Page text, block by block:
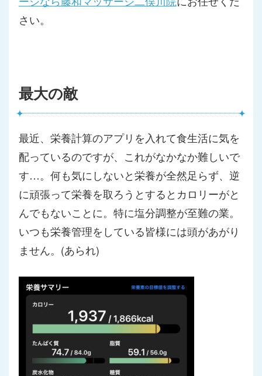
さい。
最大の敵
最近、 栄養計算のアプリを入れて食生活に気を
配っているのですが、 これがなかなか難しいで
す…。 何も気にしないと栄養が全然足らず、 逆
に頑張って栄養を取ろうとするとカロリーがと
んでもないことに。特に塩分調整が至難の業。
いつも栄養管理をしている皆様には頭があがり
ません。(あられ)